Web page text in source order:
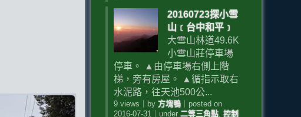
20160723探小雪
山﹝台中和平﹞
大雪山林道49.6K
小雪山莊停車場
停車。 ▲由停車場右側上階
梯，旁有房屋。 ▲循指示取右
水泥路，往天池500公...
9 views by 方塊鴨｜ posted on
2016-07-31｜ under 二等三角點, 控制